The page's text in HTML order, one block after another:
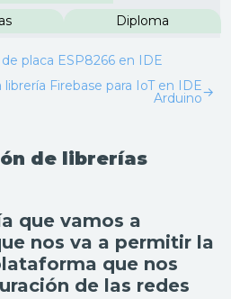
Diploma
placa ESP8266 en IDE
→
Firebase para IoT en IDE
Arduino
de librerías
que vamos a
nos va a permitir la
que nos
de las redes